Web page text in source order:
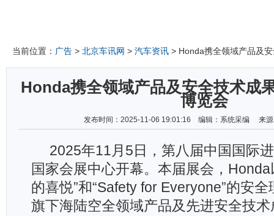
当前位置： 广告 > 北京车讯网 > 汽车资讯 > Honda携全领域产品及
Honda携全领域产品及安全技术成
博览会
发布时间：2025-11-06 19:01:16 编辑：系统采编 来
2025年11月5日，第八届中国国际
国家会展中心开幕。本届展会，Honda
的喜悦”和“Safety for Everyone”的安
旗下海陆空全领域产品及先进安全技